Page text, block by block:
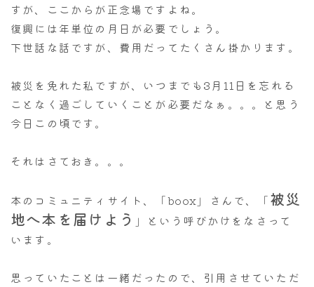
すが、ここからが正念場ですよね。
復興には年単位の月日が必要でしょう。
下世話な話ですが、費用だってたくさん掛かります。
被災を免れた私ですが、いつまでも3月11日を忘れる
ことなく過ごしていくことが必要だなぁ。。。と思う
今日この頃です。
それはさておき。。。
本のコミュニティサイト、「boox」さんで、「被災
地へ本を届けよう 」という呼びかけをなさって
います。
思っていたことは一緒だったので、引用させていただ